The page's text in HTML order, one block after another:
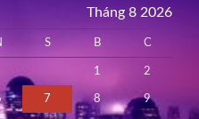
Tháng 8 2026
S B C
1 2
7 8 9